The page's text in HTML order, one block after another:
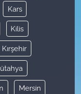
Kars
Kilis
Kırşehir
Mersin